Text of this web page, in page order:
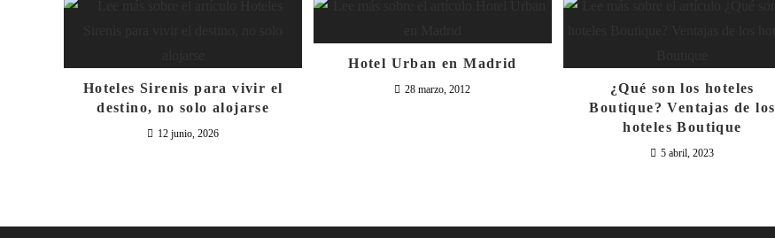
Hoteles Sirenis para vivir el
destino, no solo alojarse
12 junio, 2026
Hotel Urban en Madrid
28 marzo, 2012
¿Qué son los hoteles
Boutique? Ventajas de los
hoteles Boutique
5 abril, 2023